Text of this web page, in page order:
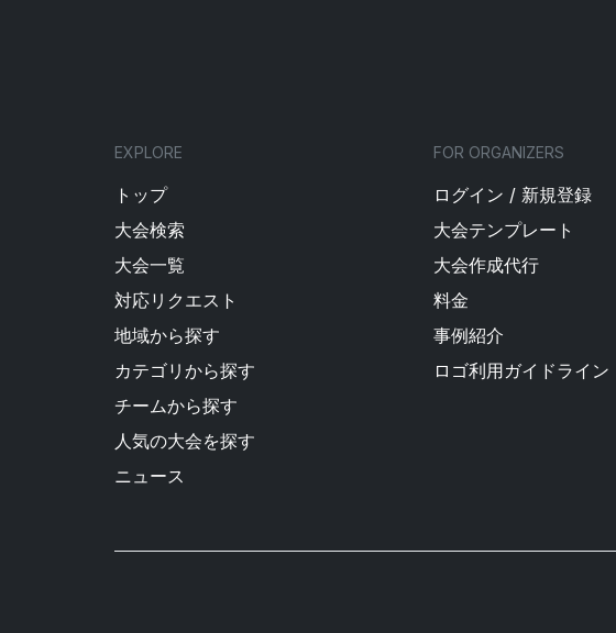
EXPLORE
トップ
大会検索
大会一覧
対応リクエスト
地域から探す
カテゴリから探す
チームから探す
人気の大会を探す
ニュース
FOR ORGANIZERS
ログイン / 新規登録
大会テンプレート
大会作成代行
料金
事例紹介
ロゴ利用ガイドライン